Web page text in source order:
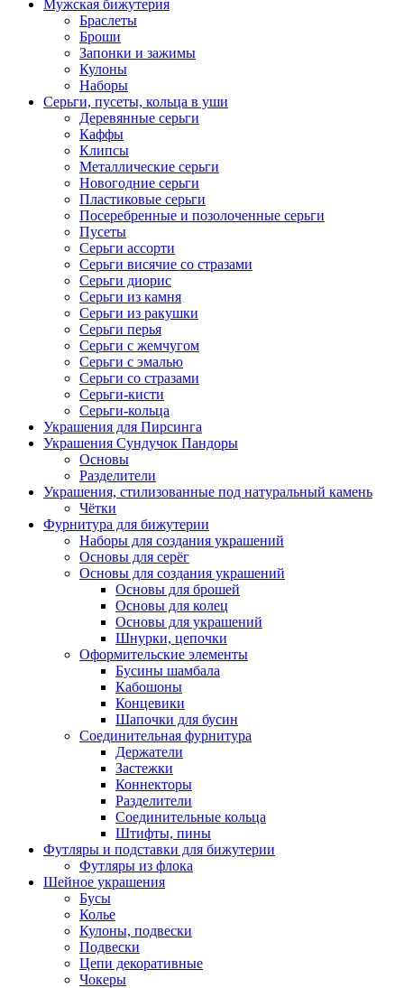
Мужская бижутерия
Браслеты
Броши
Запонки и зажимы
Кулоны
Наборы
Серьги, пусеты, кольца в уши
Деревянные серьги
Каффы
Клипсы
Металлические серьги
Новогодние серьги
Пластиковые серьги
Посеребренные и позолоченные серьги
Пусеты
Серьги ассорти
Серьги висячие со стразами
Серьги диорис
Серьги из камня
Серьги из ракушки
Серьги перья
Серьги с жемчугом
Серьги с эмалью
Серьги со стразами
Серьги-кисти
Серьги-кольца
Украшения для Пирсинга
Украшения Сундучок Пандоры
Основы
Разделители
Украшения, стилизованные под натуральный камень
Чётки
Фурнитура для бижутерии
Наборы для создания украшений
Основы для серёг
Основы для создания украшений
Основы для брошей
Основы для колец
Основы для украшений
Шнурки, цепочки
Оформительские элементы
Бусины шамбала
Кабошоны
Концевики
Шапочки для бусин
Соединительная фурнитура
Держатели
Застежки
Коннекторы
Разделители
Соединительные кольца
Штифты, пины
Футляры и подставки для бижутерии
Футляры из флока
Шейное украшения
Бусы
Колье
Кулоны, подвески
Подвески
Цепи декоративные
Чокеры